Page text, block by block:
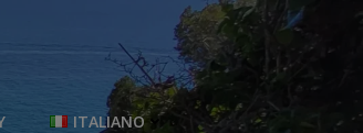
ITALIANO